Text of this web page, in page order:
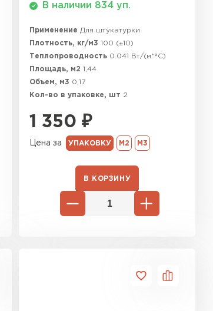
В наличии 834 уп.
Применение Для штукатурки
Плотность, кг/м3 100 (±10)
Теплопроводность 0.041 Вт/(м*°C)
Площадь, м2 1,44
Объем, м3 0,17
Кол-во в упаковке, шт 2
1 350 ₽
Цена за УПАКОВКУ М2 М3
В КОРЗИНУ